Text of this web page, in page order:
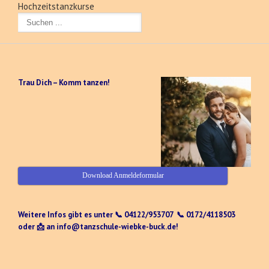
Hochzeitstanzkurse
Trau Dich – Komm tanzen!
Download Anmeldeformular
Weitere Infos gibt es unter 📞 04122/953707 📞 0172/4118503
oder 📩 an info@tanzschule-wiebke-buck.de!